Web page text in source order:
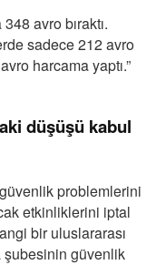
avro bıraktı.
sadece 212 avro
harcama yaptı.”
düşüşü kabul
problemlerini
etkinliklerini iptal
bir uluslararası
şubesinin güvenlik